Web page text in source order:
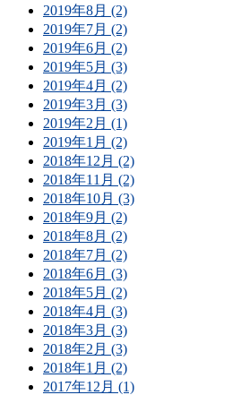
2019年8月 (2)
2019年7月 (2)
2019年6月 (2)
2019年5月 (3)
2019年4月 (2)
2019年3月 (3)
2019年2月 (1)
2019年1月 (2)
2018年12月 (2)
2018年11月 (2)
2018年10月 (3)
2018年9月 (2)
2018年8月 (2)
2018年7月 (2)
2018年6月 (3)
2018年5月 (2)
2018年4月 (3)
2018年3月 (3)
2018年2月 (3)
2018年1月 (2)
2017年12月 (1)